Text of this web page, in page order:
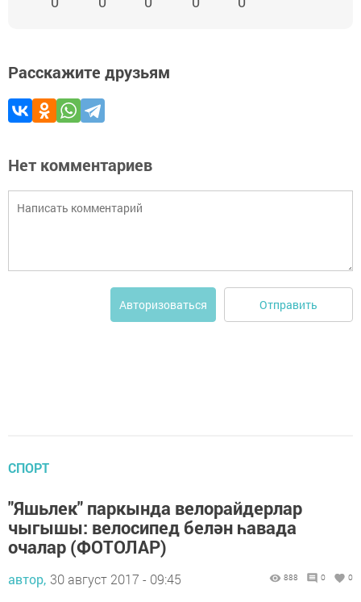
Расскажите друзьям
Нет комментариев
Авторизоваться Отправить
СПОРТ
"Яшьлек" паркында велорайдерлар
чыгышы: велосипед белән һавада
очалар (ФОТОЛАР)
автор, 30 август 2017 - 09:45 888 0 0